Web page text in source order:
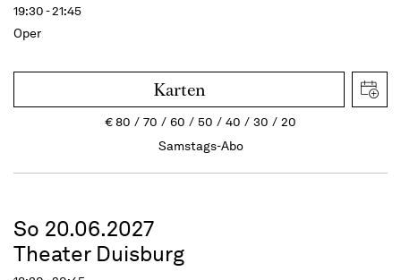
19:30 - 21:45
Oper
Karten
€80 70 60 50 40 30
20
Samstags-Abo
So 20.06.2027
Theater Duisburg